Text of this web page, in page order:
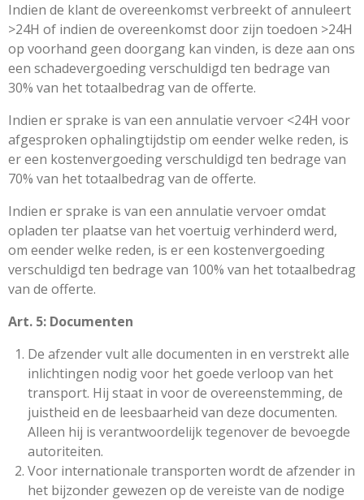
Indien de klant de overeenkomst verbreekt of annuleert
>24H of indien de overeenkomst door zijn toedoen >24H
op voorhand geen doorgang kan vinden, is deze aan ons
een schadevergoeding verschuldigd ten bedrage van
30% van het totaalbedrag van de offerte.
Indien er sprake is van een annulatie vervoer <24H voor
afgesproken ophalingtijdstip om eender welke reden, is
er een kostenvergoeding verschuldigd ten bedrage van
70% van het totaalbedrag van de offerte.
Indien er sprake is van een annulatie vervoer omdat
opladen ter plaatse van het voertuig verhinderd werd,
om eender welke reden, is er een kostenvergoeding
verschuldigd ten bedrage van 100% van het totaalbedrag
van de offerte.
Art. 5: Documenten
De afzender vult alle documenten in en verstrekt alle
inlichtingen nodig voor het goede verloop van het
transport. Hij staat in voor de overeenstemming, de
juistheid en de leesbaarheid van deze documenten.
Alleen hij is verantwoordelijk tegenover de bevoegde
autoriteiten.
Voor internationale transporten wordt de afzender in
het bijzonder gewezen op de vereiste van de nodige